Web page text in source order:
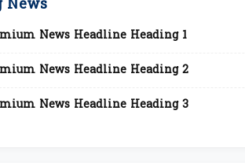
News
News Headline Heading 1
News Headline Heading 2
News Headline Heading 3